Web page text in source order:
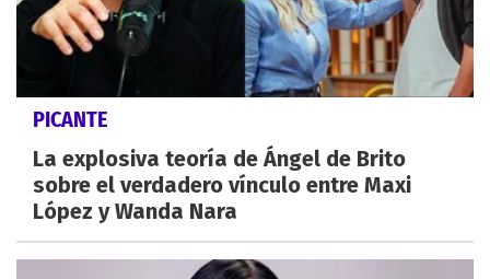
PICANTE
La explosiva teoría de Ángel de Brito
sobre el verdadero vínculo entre Maxi
López y Wanda Nara